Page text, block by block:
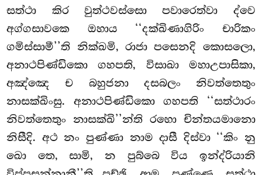
සත්ථා කිර වුත්ථවස්සො පවාරෙත්වා ද්වෙ
අග්ගසාවකෙ ඔහාය ‘‘දක්ඛිණාගිරිං චාරිකං
ගමිස්සාමී’’ති නික්ඛමි, රාජා පසෙනදි කොසලො,
අනාථපිණ්ඩිකො ගහපති, විසාඛා මහාඋපාසිකා,
අඤ්ඤෙ ච බහුජනා දසබලං නිවත්තෙතුං
නාසක්ඛිංසු. අනාථපිණ්ඩිකො ගහපති ‘‘සත්ථාරං
නිවත්තෙතුං නාසක්ඛි’’න්ති රහො චින්තයමානො
නිසීදි. අථ නං පුණ්ණා නාම දාසී දිස්වා ‘‘කිං නු
ඛො තෙ, සාමි, න පුබ්බෙ විය ඉන්ද්රියානි